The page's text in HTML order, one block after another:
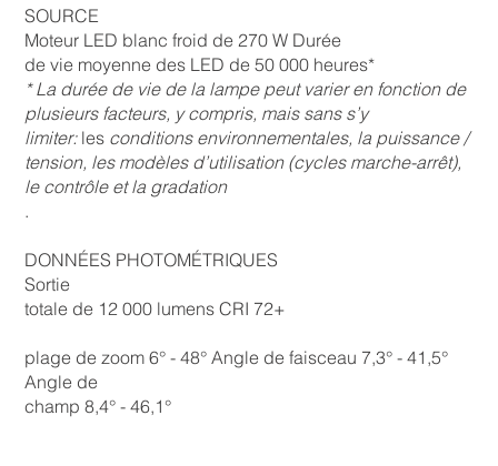
SOURCE
Moteur LED blanc froid de 270 W Durée
de vie moyenne des LED de 50 000 heures*
* La durée de vie de la lampe peut varier en fonction de
plusieurs facteurs, y compris, mais sans s’y
limiter:les conditions environnementales, la puissance /
tension, les modèles d’utilisation (cycles marche-arrêt),
le contrôle et la gradation
.
DONNÉES PHOTOMÉTRIQUES
Sortie
totale de 12 000 lumens CRI 72+
plage de zoom 6° - 48° Angle de faisceau 7,3° - 41,5°
Angle de
champ 8,4° - 46,1°